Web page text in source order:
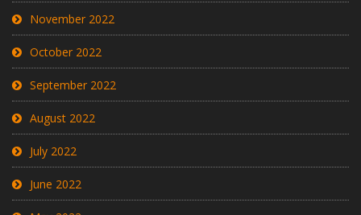
November 2022
October 2022
September 2022
August 2022
July 2022
June 2022